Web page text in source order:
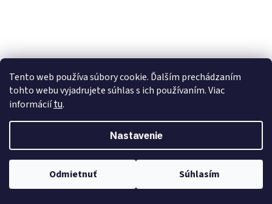
Tento web používa súbory cookie. Ďalším prechádzaním
tohto webu vyjadrujete súhlas s ich používaním. Viac
informáciítu.
Nastavenie
Odmietnuť Súhlasím
Záhradný slnečník na terasu NEXUS 3 x 3 FADED BLACK
Odosielame do 7-14 prac. dní